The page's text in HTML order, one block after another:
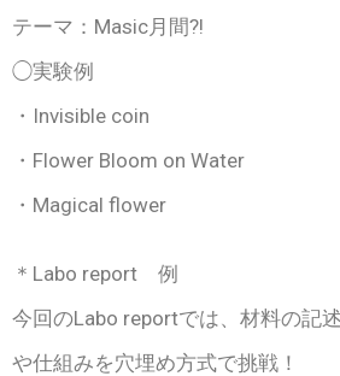
テーマ：Masic月間?!
◯実験例
・Invisible coin
・Flower Bloom on Water
・Magical flower
＊Labo report 例
今回のLabo reportでは、材料の記
や仕組みを穴埋め方式で挑戦！